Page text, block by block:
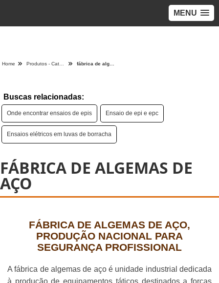
MENU
Home
Buscas relacionadas:
Onde encontrar ensaios de epis Ensaio de epi e epc
Ensaios elétricos em luvas de borracha
FÁBRICA DE ALGEMAS DE
AÇO
FÁBRICA DE ALGEMAS DE AÇO,
PRODUÇÃO NACIONAL PARA
SEGURANÇA PROFISSIONAL
A fábrica de algemas de aço é unidade industrial dedicada